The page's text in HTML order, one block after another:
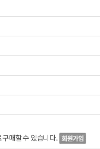
구매할 수 있습니다.